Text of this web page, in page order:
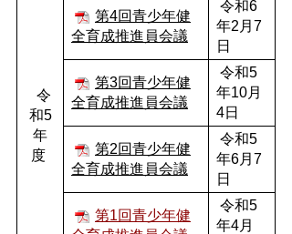
令
和5
年
度
第4回青少年健
全育成推進員会議
令和6
年2月7
日
第3回青少年健
全育成推進員会議
令和5
年10月
4日
第2回青少年健
全育成推進員会議
令和5
年6月7
日
第1回青少年健
令和5
年4月